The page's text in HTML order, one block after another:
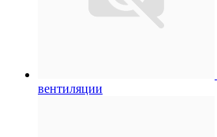
вентиляции